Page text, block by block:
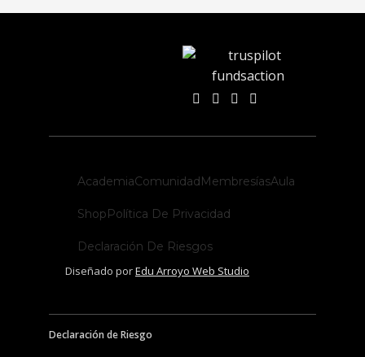
AcademiaComunidadMembresíasAula
ShopPolítica De Privacidad
Declaración De Riesgos
Diseñado porEdu Arroyo Web Studio
Declaración de Riesgo